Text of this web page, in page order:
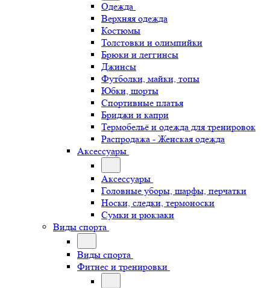
Одежда
Верхняя одежда
Костюмы
Толстовки и олимпийки
Брюки и леггинсы
Джинсы
Футболки, майки, топы
Юбки, шорты
Спортивные платья
Бриджи и капри
Термобельё и одежда для тренировок
Распродажа - Женская одежда
Аксессуары
Аксессуары
Головные уборы, шарфы, перчатки
Носки, следки, термоноски
Сумки и рюкзаки
Виды спорта
Виды спорта
Фитнес и тренировки